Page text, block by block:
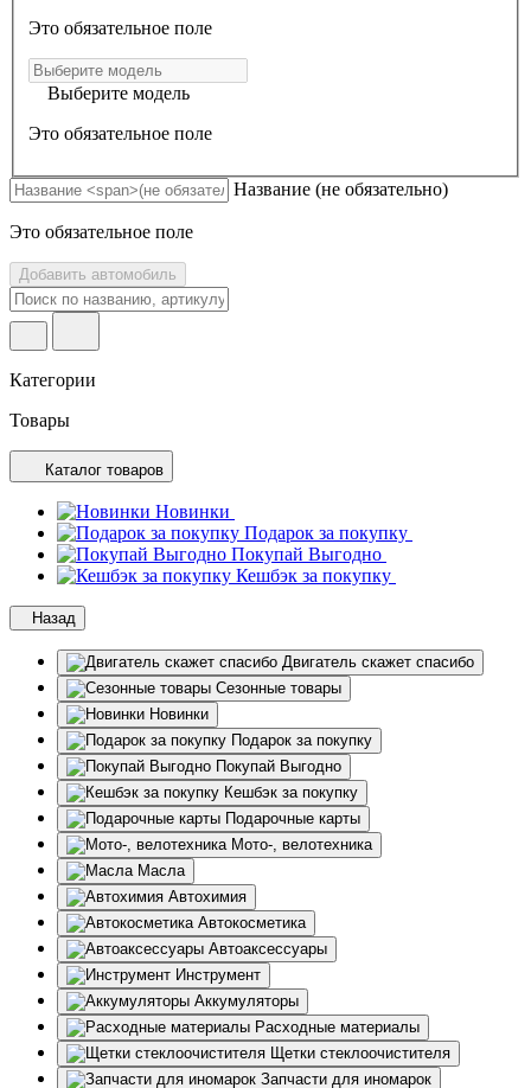
Это обязательное поле
Выберите модель
Это обязательное поле
Название (не обязательно)
Это обязательное поле
Добавить автомобиль
Категории
Товары
Каталог товаров
Новинки
Подарок за покупку
Покупай Выгодно
Кешбэк за покупку
Назад
Двигатель скажет спасибо
Сезонные товары
Новинки
Подарок за покупку
Покупай Выгодно
Кешбэк за покупку
Подарочные карты
Мото-, велотехника
Масла
Автохимия
Автокосметика
Автоаксессуары
Инструмент
Аккумуляторы
Расходные материалы
Щетки стеклоочистителя
Запчасти для иномарок